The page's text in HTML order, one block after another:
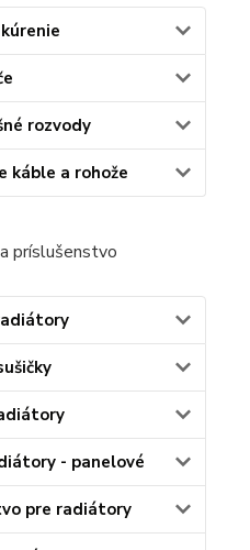
rozvody
káble a rohože
príslušenstvo
- panelové
pre radiátory